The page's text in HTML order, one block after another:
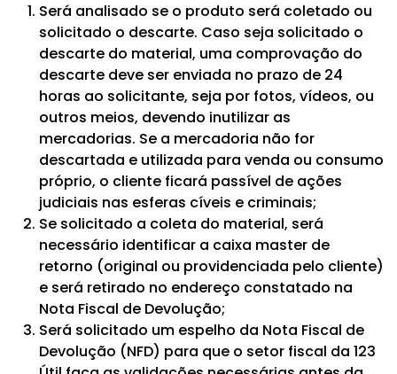
Será analisado se o produto será coletado ou
solicitado o descarte. Caso seja solicitado o
descarte do material, uma comprovação do
descarte deve ser enviada no prazo de 24
horas ao solicitante, seja por fotos, vídeos, ou
outros meios, devendo inutilizar as
mercadorias. Se a mercadoria não for
descartada e utilizada para venda ou consumo
próprio, o cliente ficará passível de ações
judiciais nas esferas cíveis e criminais;
Se solicitado a coleta do material, será
necessário identificar a caixa master de
retorno (original ou providenciada pelo cliente)
e será retirado no endereço constatado na
Nota Fiscal de Devolução;
Será solicitado um espelho da Nota Fiscal de
Devolução (NFD) para que o setor fiscal da 123